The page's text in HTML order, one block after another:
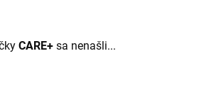
CARE+ sa nenašli...